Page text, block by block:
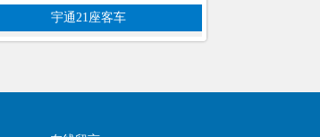
宇通21座客车